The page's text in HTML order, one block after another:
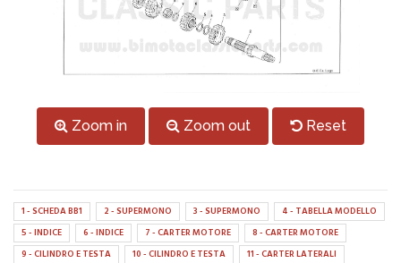
Zoom in Zoom out Reset
1 - SCHEDA BB1 2 - SUPERMONO 3 - SUPERMONO
4 - TABELLA MODELLO
5 - INDICE
6 - INDICE 7 - CARTER MOTORE
8 - CARTER MOTORE
9 - CILINDRO E TESTA
10 - CILINDRO E TESTA
11 - CARTER LATERALI